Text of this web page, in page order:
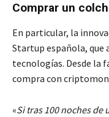
Comprar un
En particular, la
Startup española, que
tecnologías. Desde la
compra con
«Si tras 100 noches de